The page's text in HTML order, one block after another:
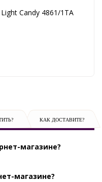
Candy 4861/1TA
КАК ДОСТАВИТЕ?
магазине?
магазине?